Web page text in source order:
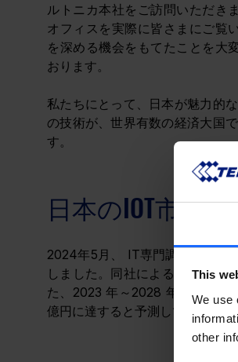
This
We use
other
ルトニカ本社をご訪問いただき
オフィスを実際に皆さまにご覧
を深める機会をもてたことを大
おります。
私たちにとって、日本が魅力的
の技術が、世界有数の経済大国
す。
日本のIOT市場
2024年5月、 IT専門調査会社
しました。同社によると、国内
た、2023 年～2028 年の間に、
億円に達すると予測しています。